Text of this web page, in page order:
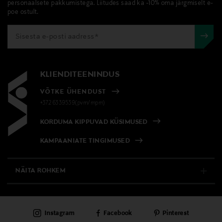
personaalsete pakkumistega. Liitudes saad ka -10% oma järgmiselt e-
poe ostult.
KLIENDITEENINDUS
VÕTKE ÜHENDUST
+372 6339539(pvm/mpm)
KORDUMA KIPPUVAD KÜSIMUSED
KAMPAANIATE TINGIMUSED
NÄITA ROHKEM
PÜSIKLIENDITEENINDUS
Instagram Facebook Pinterest